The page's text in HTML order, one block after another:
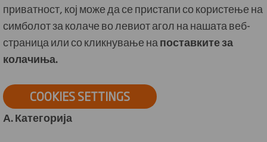
приватност, кој може да се пристапи со користење на
симболот за колаче во левиот агол на нашата веб-
страница или со кликнување напоставките за
колачиња.
COOKIES SETTINGS
А. Категорија